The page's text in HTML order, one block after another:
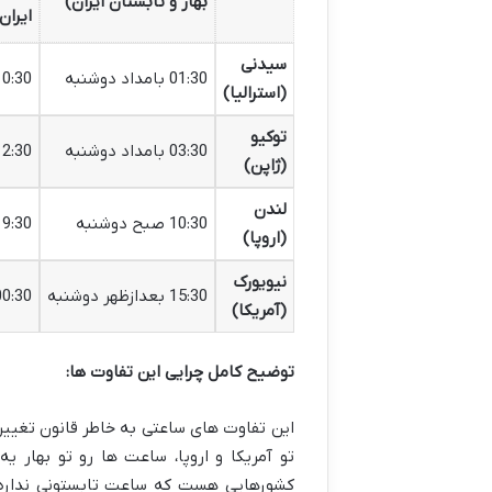
سیدنی
(استرالیا)
01:30 بامداد دوشنبه 10:30 صبح
توکیو
(ژاپن)
03:30 بامداد دوشنبه 12:30 ظهر
لندن
(اروپا)
10:30 صبح دوشنبه 19:30 شب
نیویورک
(آمریکا)
15:30 بعدازظهر دوشنبه 00:30 بامداد
توضیح کامل چرایی این تفاوت ها:
تو آمریکا و اروپا، ساعت ها رو تو
کشورهایی هست که ساعت تابستونی